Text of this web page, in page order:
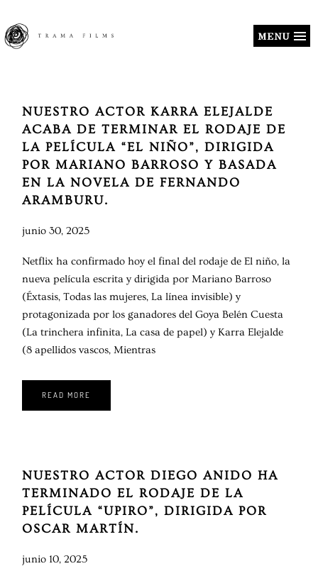
MENU
NUESTRO ACTOR KARRA ELEJALDE
ACABA DE TERMINAR EL RODAJE DE
LA PELÍCULA “EL NIÑO”, DIRIGIDA
POR MARIANO BARROSO Y BASADA
EN LA NOVELA DE FERNANDO
ARAMBURU.
junio 30, 2025
Netflix ha confirmado hoy el final del rodaje de El niño, la
nueva película escrita y dirigida por Mariano Barroso
(Éxtasis, Todas las mujeres, La línea invisible) y
protagonizada por los ganadores del Goya Belén Cuesta
(La trinchera infinita, La casa de papel) y Karra Elejalde
(8 apellidos vascos, Mientras
READ MORE
NUESTRO ACTOR DIEGO ANIDO HA
TERMINADO EL RODAJE DE LA
PELÍCULA “UPIRO”, DIRIGIDA POR
OSCAR MARTÍN.
junio 10, 2025